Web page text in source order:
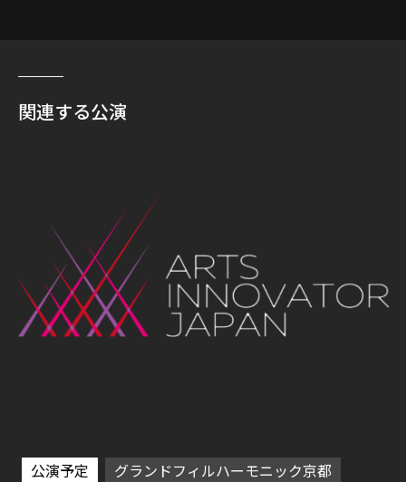
関連する公演
公演予定
グランドフィルハーモニック京都